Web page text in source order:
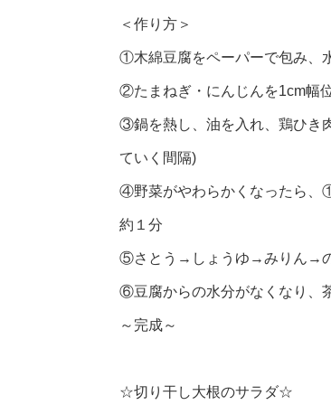
＜作り方＞
①木綿豆腐をペーパーで包み、
②たまねぎ・にんじんを1cm幅
③鍋を熱し、油を入れ、鶏ひき
ていく間隔)
④野菜がやわらかくなったら、
約１分
⑤さとう→しょうゆ→みりん→の
⑥豆腐からの水分がなくなり、
～完成～
☆切り干し大根のサラダ☆